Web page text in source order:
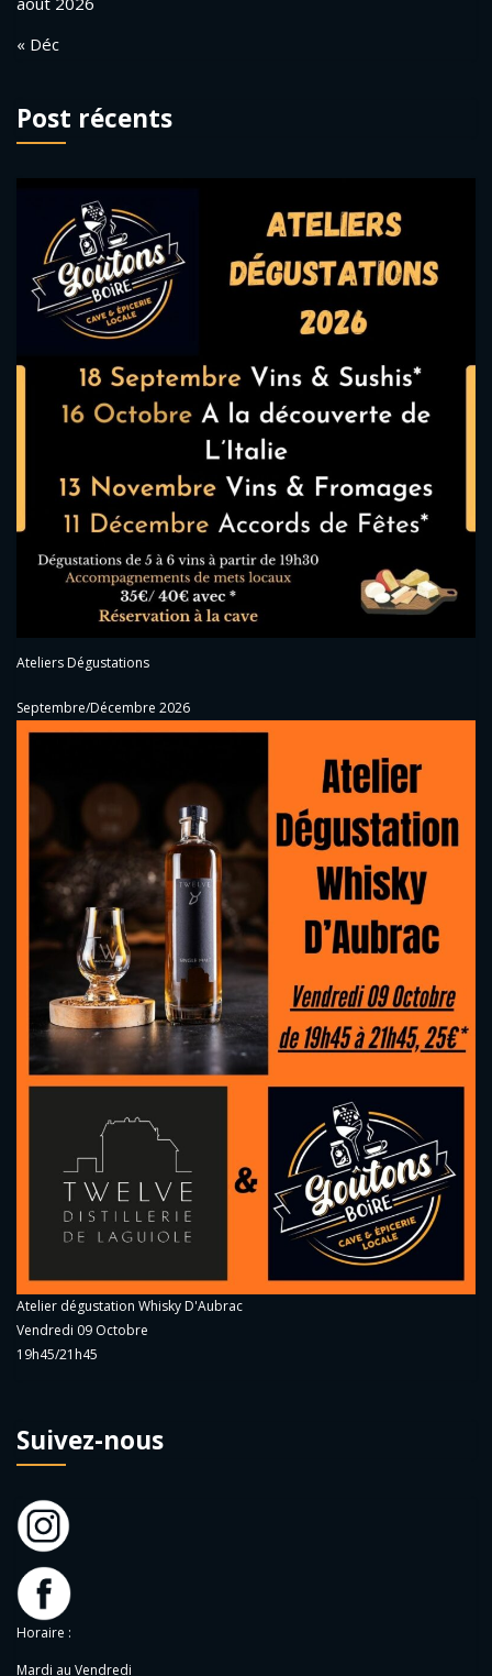
« Déc
Post récents
Ateliers Dégustations
Septembre/Décembre 2026
Atelier dégustation Whisky D'Aubrac
Vendredi 09 Octobre
19h45/21h45
Suivez-nous
Horaire :
Mardi au Vendredi